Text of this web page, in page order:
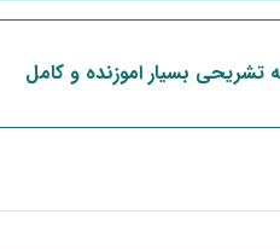
تشریحی بسیار اموزنده و کامل